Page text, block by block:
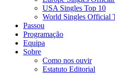
USA Singles Top 10
World Singles Official
Passou
Programação
Equipa
Sobre
Como nos ouvir
Estatuto Editorial